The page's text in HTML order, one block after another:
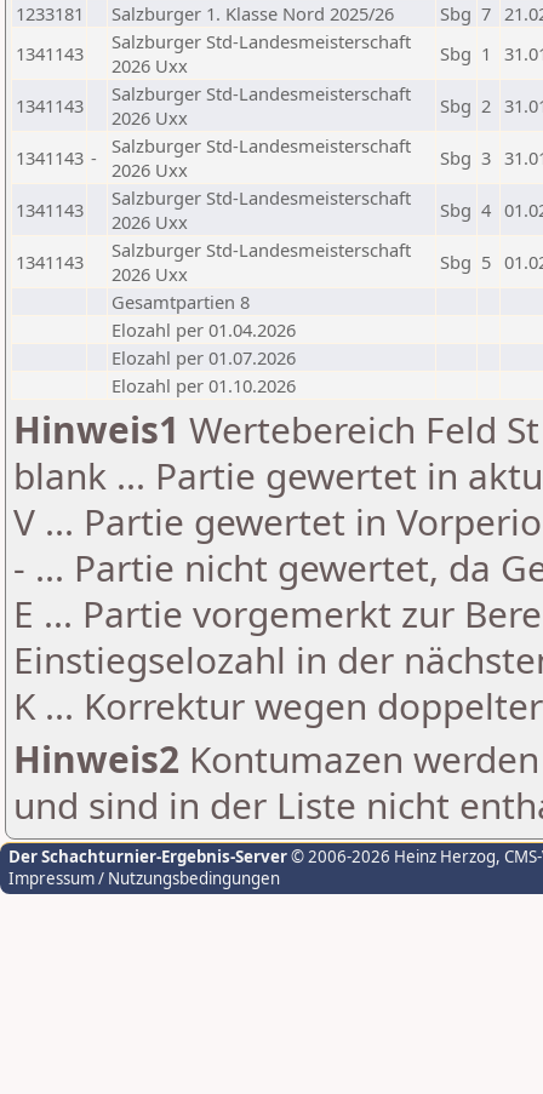
1233181
Salzburger 1. Klasse Nord 2025/26 Sbg 7
1341143
Salzburger Std-Landesmeisterschaft
2026 Uxx
Sbg 1
1341143
Salzburger Std-Landesmeisterschaft
2026 Uxx
Sbg 2
1341143 -
Salzburger Std-Landesmeisterschaft
2026 Uxx
Sbg 3
1341143
Salzburger Std-Landesmeisterschaft
2026 Uxx
Sbg 4
1341143
Salzburger Std-Landesmeisterschaft
2026 Uxx
Sbg 5
Gesamtpartien 8
Elozahl per 01.04.2026
Elozahl per 01.07.2026
Elozahl per 01.10.2026
Hinweis1 Wertebereich Feld
blank ... Partie gewertet in
V ... Partie gewertet in
- ... Partie nicht gewertet, da
E ... Partie vorgemerkt zur
Einstiegselozahl in der
K ... Korrektur wegen
Hinweis2 Kontumazen
und sind in der Liste nicht
Der Schachturnier-Ergebnis-Server© 2006-2026 Heinz Herzog,
Impressum / Nutzungsbedingungen